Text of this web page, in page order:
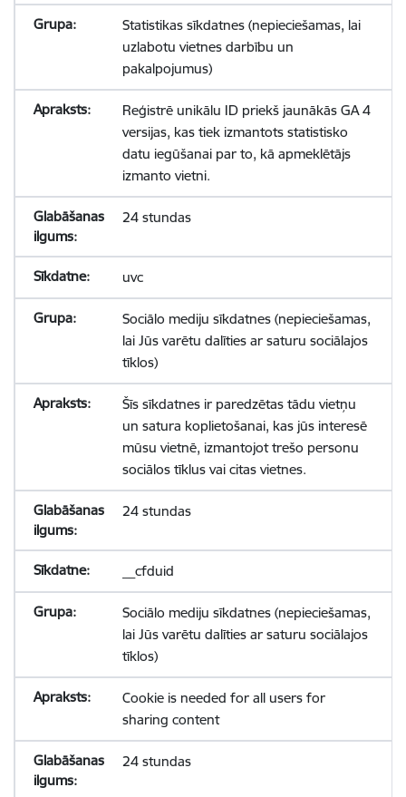
Statistikas sīkdatnes (nepieciešamas, lai
uzlabotu vietnes darbību un
pakalpojumus)
Reģistrē unikālu ID priekš jaunākās GA 4
versijas, kas tiek izmantots statistisko
datu iegūšanai par to, kā apmeklētājs
izmanto vietni.
24 stundas
uvc
Sociālo mediju sīkdatnes (nepieciešamas,
lai Jūs varētu dalīties ar saturu sociālajos
tīklos)
Šīs sīkdatnes ir paredzētas tādu vietņu
un satura koplietošanai, kas jūs interesē
mūsu vietnē, izmantojot trešo personu
sociālos tīklus vai citas vietnes.
24 stundas
__cfduid
Sociālo mediju sīkdatnes (nepieciešamas,
lai Jūs varētu dalīties ar saturu sociālajos
tīklos)
Cookie is needed for all users for
sharing content
24 stundas